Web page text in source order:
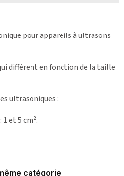
pour appareils à ultrasons
différent en fonction de la taille
ultrasoniques :
et 5 cm².
catégorie